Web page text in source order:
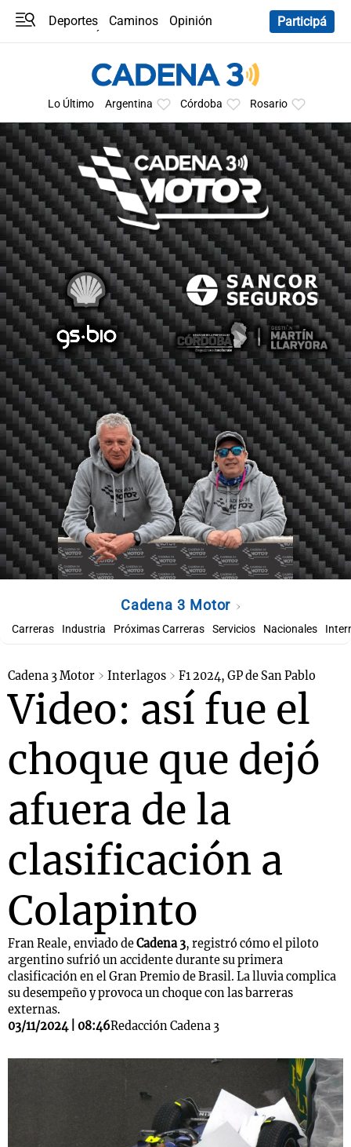
Deportes Caminos
Opinión
Participá
Lo Último Argentina Córdoba Rosario
Cadena 3 Motor
Carreras Industria Próximas Carreras Servicios Nacionales
Cadena 3 Motor Interlagos F1 2024, GP de San Pablo
Video: así fue el
choque que dejó
afuera de la
clasificación a
Colapinto
Fran Reale, enviado deCadena 3, registró cómo el piloto
argentino sufrió un accidente durante su primera
clasificación en el Gran Premio de Brasil. La lluvia complica
su desempeño y provoca un choque con las barreras
externas.
03/11/2024 | 08:46Redacción Cadena 3
Mundial 2026
Notas
La Sole en
Cadena 3